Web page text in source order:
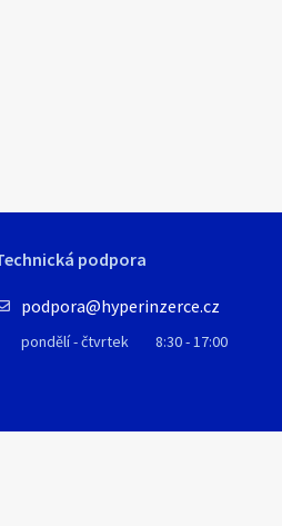
podpora
podpora@hyperinzerce.cz
pondělí - čtvrtek 8:30 - 17:00